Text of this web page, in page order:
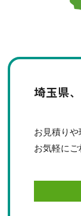
埼玉県
お見積りや
お気軽にご